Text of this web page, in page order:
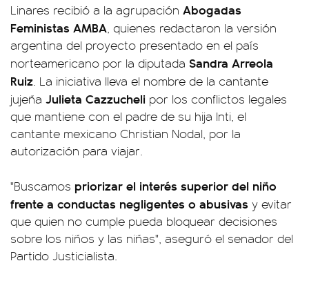
Linares recibió a la agrupación Abogadas
Feministas AMBA, quienes redactaron la versión
argentina del proyecto presentado en el país
norteamericano por la diputada Sandra Arreola
Ruiz. La iniciativa lleva el nombre de la cantante
jujeña Julieta Cazzucheli por los conflictos legales
que mantiene con el padre de su hija Inti, el
cantante mexicano Christian Nodal, por la
autorización para viajar.
"Buscamos priorizar el interés superior del niño
frente a conductas negligentes o abusivas y evitar
que quien no cumple pueda bloquear decisiones
sobre los niños y las niñas", aseguró el senador del
Partido Justicialista.